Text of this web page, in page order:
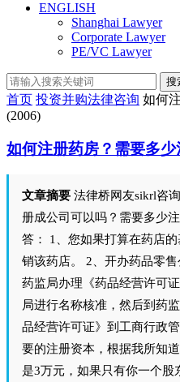
ENGLISH
Shanghai Lawyer
Corporate Lawyer
PE/VC Lawyer
搜
首页 投资并购法律咨询 如何
(2006)
如何注册药房？需要多
文章摘要 法律桥网友sikrl咨
册成公司可以吗？需要多少
答： 1、您如果打算在药店
销该药店。 2、开办药品零
药监局办理《药品经营许可
局进行名称核准，然后到药
品经营许可证》到工商行政
要的注册资本，根据我所知
是3万元，如果只有你一个股